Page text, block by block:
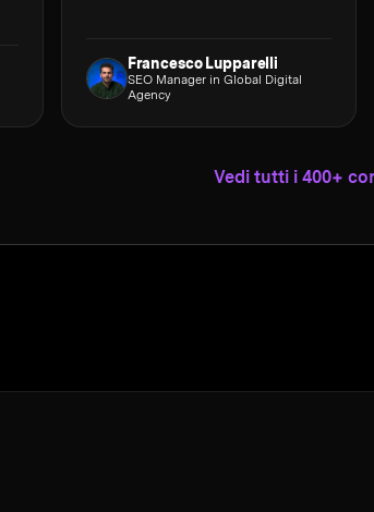
Francesco Lupparelli
SEO Manager in Global Digital
Agency
Vedi tutti i 400+